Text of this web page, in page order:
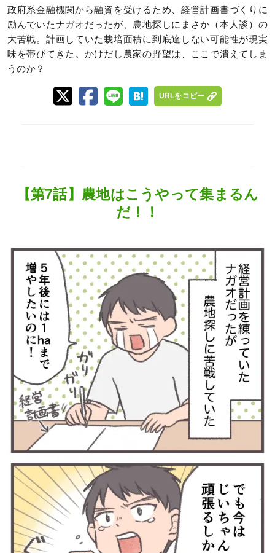
政府系金融機関から融資を受けるため、経営計画書づくりに
励んでいたナガオだったが、農地探しにまさか（本人談）の
大苦戦。計画していた栽培面積に到底達しない可能性が現実
味を帯びてきた。かけだし農家の野望は、ここで潰えてしま
うのか？
URLをコピー
【第7話】農地はこうやって集まるん
だ！！